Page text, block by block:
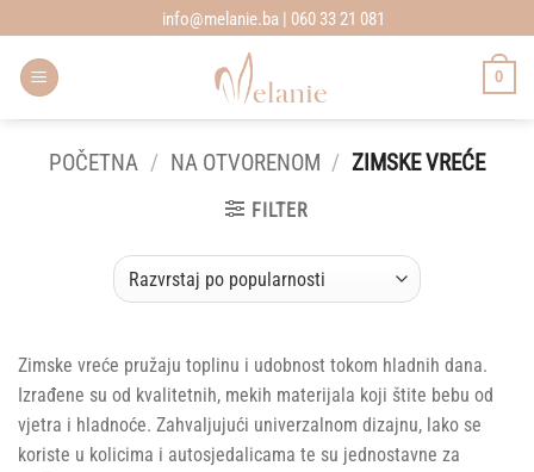
to
content
info@melanie.ba | 060 33 21 081
0
POČETNA / NA OTVORENOM / ZIMSKE VREĆE
FILTER
Zimske vreće pružaju toplinu i udobnost tokom hladnih dana.
Izrađene su od kvalitetnih, mekih materijala koji štite bebu od
vjetra i hladnoće. Zahvaljujući univerzalnom dizajnu, lako se
koriste u kolicima i autosjedalicama te su jednostavne za